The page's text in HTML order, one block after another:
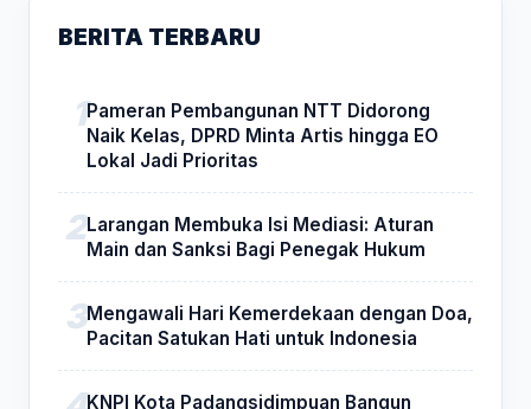
BERITA TERBARU
Pameran Pembangunan NTT Didorong
Naik Kelas, DPRD Minta Artis hingga EO
Lokal Jadi Prioritas
Larangan Membuka Isi Mediasi: Aturan
Main dan Sanksi Bagi Penegak Hukum
Mengawali Hari Kemerdekaan dengan Doa,
Pacitan Satukan Hati untuk Indonesia
KNPI Kota Padangsidimpuan Bangun